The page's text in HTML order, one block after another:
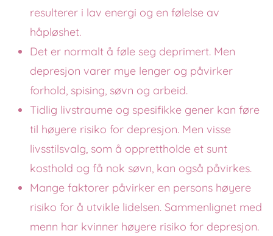
resulterer i lav energi og en følelse av
håpløshet.
Det er normalt å føle seg deprimert. Men
depresjon varer mye lenger og påvirker
forhold, spising, søvn og arbeid.
Tidlig livstraume og spesifikke gener kan føre
til høyere risiko for depresjon. Men visse
livsstilsvalg, som å opprettholde et sunt
kosthold og få nok søvn, kan også påvirkes.
Mange faktorer påvirker en persons høyere
risiko for å utvikle lidelsen. Sammenlignet med
menn har kvinner høyere risiko for depresjon.